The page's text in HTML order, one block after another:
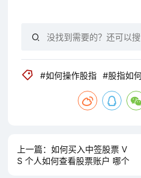
#如何操作股指 #股指如
上一篇： 如何买入中签股票 V
S 个人如何查看股票账户 哪个